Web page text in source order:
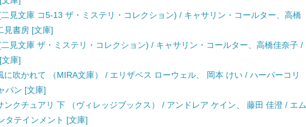
見文庫 コ5-13 ザ・ミステリ・コレクション) / キャサリン・コールター、高橋
見書房 [文庫]
見文庫 ザ・ミステリ・コレクション) / キャサリン・コールター、高橋佳奈子 /
文庫]
に吹かれて （MIRA文庫） / エリザベス ローウェル、 岡本 けい / ハーパーコリ
パン [文庫]
ンクチュアリ 下 （ヴィレッジブックス） / アンドレア ケイン、 藤田 佳澄 / エム
タテインメント [文庫]